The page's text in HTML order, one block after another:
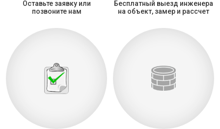
Оставьте заявку или
позвоните нам
Бесплатный выезд инженера
на объект, замер и рассчет